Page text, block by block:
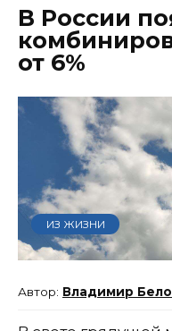
В России
от 6%
ИЗ ЖИЗНИ
Владимир